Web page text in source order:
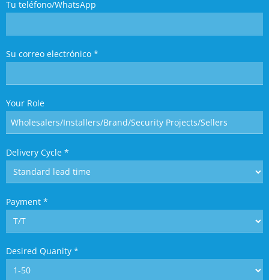
Tu teléfono/WhatsApp
Su correo electrónico *
Your Role
Delivery Cycle *
Payment *
Desired Quanity *